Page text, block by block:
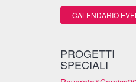
CALENDARIO
PROGETTI
SPECIALI